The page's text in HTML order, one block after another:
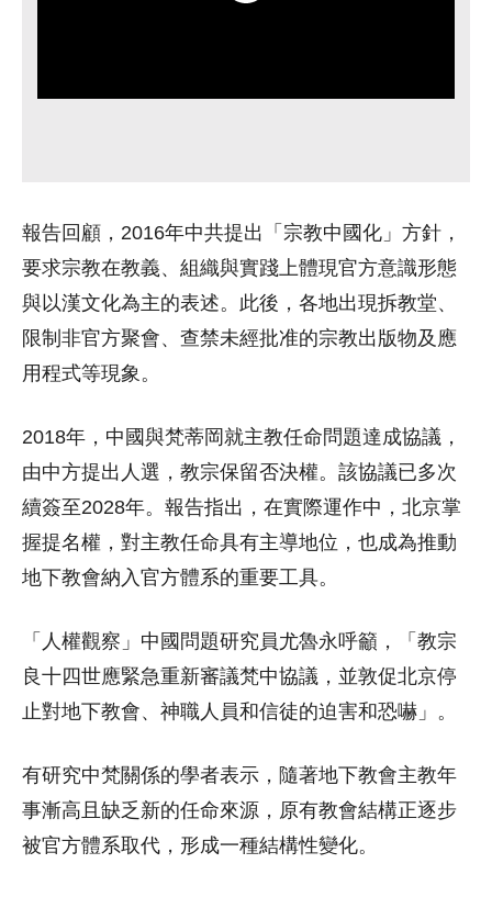
報告回顧，2016年中共提出「宗教中國化」方針，
要求宗教在教義、組織與實踐上體現官方意識形態
與以漢文化為主的表述。此後，各地出現拆教堂、
限制非官方聚會、查禁未經批准的宗教出版物及應
用程式等現象。
2018年，中國與梵蒂岡就主教任命問題達成協議，
由中方提出人選，教宗保留否決權。該協議已多次
續簽至2028年。報告指出，在實際運作中，北京掌
握提名權，對主教任命具有主導地位，也成為推動
地下教會納入官方體系的重要工具。
「人權觀察」中國問題研究員尤魯永呼籲，「教宗
良十四世應緊急重新審議梵中協議，並敦促北京停
止對地下教會、神職人員和信徒的迫害和恐嚇」。
有研究中梵關係的學者表示，隨著地下教會主教年
事漸高且缺乏新的任命來源，原有教會結構正逐步
被官方體系取代，形成一種結構性變化。